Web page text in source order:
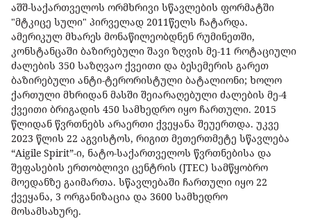
აშშ-საქართველოს ორმხრივი სწავლების ფორმატში
"მტკიცე სული" პირველად 2011წელს ჩატარდა.
ამერიკულ მხარეს მონაწილეობდნენ რუმინეთში,
კონსტანცაში ბაზირებული შავი ზღვის მე-11 როტაციული
ძალების 350 საზღვაო ქვეითი და ბესემერის გარეთ
ბაზირებული ანტი-ტერორისტული ბატალიონი; ხოლო
ქართული მხრიდან მასში შეიარაღებული ძალების მე-4
ქვეითი ბრიგადის 450 სამხედრო იყო ჩართული. 2015
წლიდან წვრთნებს არაერთი ქვეყანა შეუერთდა. უკვე
2023 წლის 22 აგვისტოს, რიგით მეთერთმეტე სწავლება
“Aigile Spirit”-ი, ნატო-საქართველოს წვრთნებისა და
შეფასების ერთობლივი ცენტრის (JTEC) სამწყობრო
მოედანზე გაიმართა. სწავლებაში ჩართული იყო 22
ქვეყანა, 3 ორგანიზაცია და 3600 სამხედრო
მოსამსახურე.